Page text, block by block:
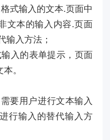
式输入的文本.页面中
文本的输入内容.页面
输入方法；
入的表单提示，页面
。
用户进行文本输入
行输入的替代输入方